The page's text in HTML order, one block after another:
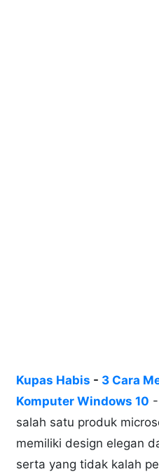
Kupas Habis - 3 Cara
Komputer Windows 10
salah satu produk
memiliki design elegan
serta yang tidak kalah